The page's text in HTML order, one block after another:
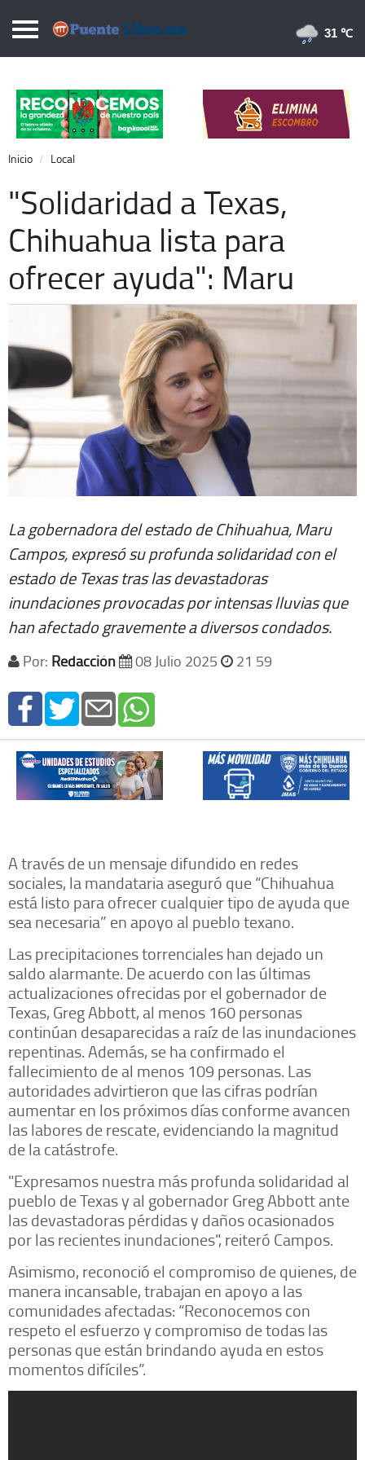
Puentelibre.mx
Local
Nacional
Opinión
Cronos
Economía
Espectáculos
31 ℃
Inicio Local
"Solidaridad a Texas,
Chihuahua lista para
ofrecer ayuda": Maru
La gobernadora del estado de Chihuahua, Maru
Campos, expresó su profunda solidaridad con el
estado de Texas tras las devastadoras
inundaciones provocadas por intensas lluvias que
han afectado gravemente a diversos condados.
Por: Redacción 08 Julio 2025 21 59
A través de un mensaje difundido en redes
sociales, la mandataria aseguró que “Chihuahua
está listo para ofrecer cualquier tipo de ayuda que
sea necesaria” en apoyo al pueblo texano.
Las precipitaciones torrenciales han dejado un
saldo alarmante. De acuerdo con las últimas
actualizaciones ofrecidas por el gobernador de
Texas, Greg Abbott, al menos 160 personas
continúan desaparecidas a raíz de las inundaciones
repentinas. Además, se ha confirmado el
fallecimiento de al menos 109 personas. Las
autoridades advirtieron que las cifras podrían
aumentar en los próximos días conforme avancen
las labores de rescate, evidenciando la magnitud
de la catástrofe.
"Expresamos nuestra más profunda solidaridad al
pueblo de Texas y al gobernador Greg Abbott ante
las devastadoras pérdidas y daños ocasionados
por las recientes inundaciones", reiteró Campos.
Asimismo, reconoció el compromiso de quienes, de
manera incansable, trabajan en apoyo a las
comunidades afectadas: “Reconocemos con
respeto el esfuerzo y compromiso de todas las
personas que están brindando ayuda en estos
momentos difíciles”.